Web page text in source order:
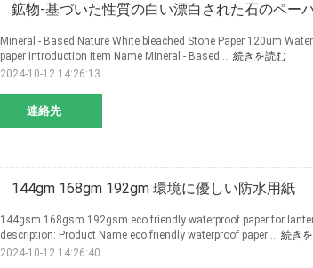
鉱物-基づいた性質の白い漂白された石のペー
連絡先
Mineral - Based Nature White bleached Stone Paper 120um
paper Introduction Item Name Mineral - Based ... 続きを読む
2024-10-12 14:26:13
144gm 168gm 192gm 環境に優しい防水用紙
144gsm 168gsm 192gsm eco friendly waterproof paper for
description: Product Name eco friendly waterproof paper ... 続き
2024-10-12 14:26:40